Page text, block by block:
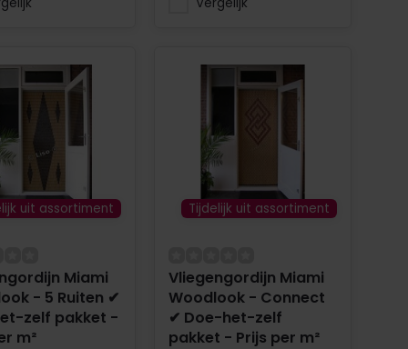
uit assortiment
Miami
- 5 Ruiten ✔
zelf pakket -
m²
Tijdelijk uit assortiment
Vliegengordijn Miami
Woodlook - Connect
✔ Doe-het-zelf
pakket - Prijs per m²